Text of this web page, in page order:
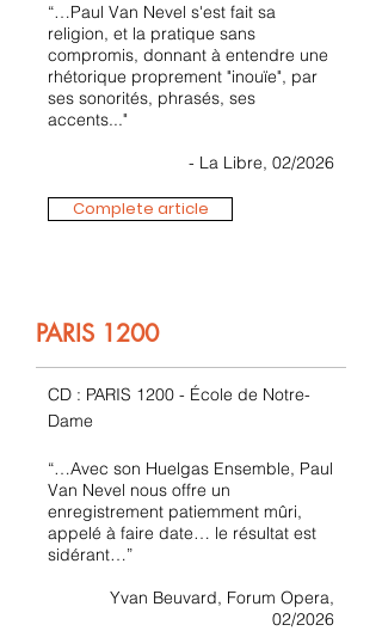
“…Paul Van Nevel s'est fait sa
religion, et la pratique sans
compromis, donnant à entendre une
rhétorique proprement "inouïe", par
ses sonorités, phrasés, ses
accents..."
- La Libre, 02/2026
Complete article
PARIS 1200
CD : PARIS 1200 - École de Notre-
Dame
“…Avec son Huelgas Ensemble, Paul
Van Nevel nous offre un
enregistrement patiemment mûri,
appelé à faire date… le résultat est
sidérant…”
Yvan Beuvard, Forum Opera,
02/2026